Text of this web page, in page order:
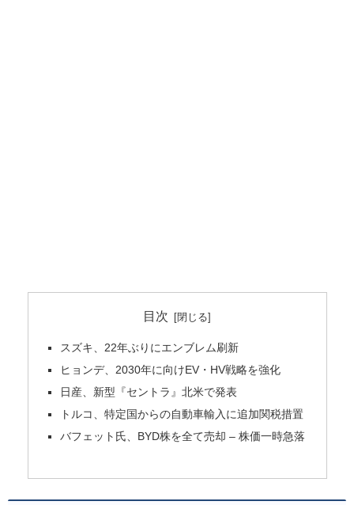
目次
スズキ、22年ぶりにエンブレム刷新
ヒョンデ、2030年に向けEV・HV戦略を強化
日産、新型『セントラ』北米で発表
トルコ、特定国からの自動車輸入に追加関税措置
バフェット氏、BYD株を全て売却 – 株価一時急落